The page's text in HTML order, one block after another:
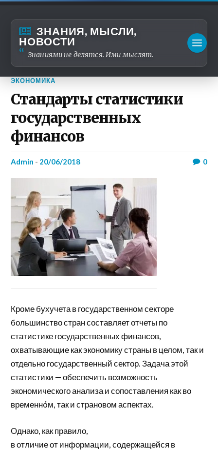
ЗНАНИЯ, МЫСЛИ,
НОВОСТИ
Знаниями не делятся. Ими мыслят.
ЭКОНОМИКА
Стандарты статистики
государственных
финансов
admin - 20/06/2018 0
Кроме бухучета в государственном секторе
большинство стран составляет отчеты по
статистике государственных финансов,
охватывающие как экономику страны в целом, так и
отдельно государственный сектор. Задача этой
статистики — обеспечить возможность
экономического анализа и сопоставления как во
временнóм, так и страновом аспектах.
Однако, как правило,
в отличие от информации, содержащейся в